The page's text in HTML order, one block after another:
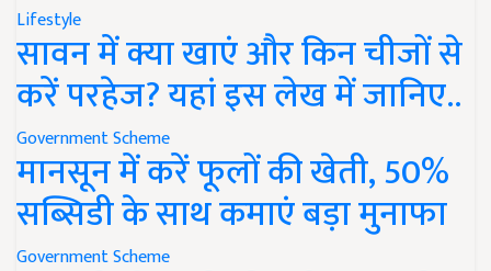
Lifestyle
सावन में क्या खाएं और किन चीजों से
करें परहेज? यहां इस लेख में जानिए..
Government Scheme
मानसून में करें फूलों की खेती, 50%
सब्सिडी के साथ कमाएं बड़ा मुनाफा
Government Scheme